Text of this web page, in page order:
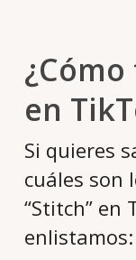
en
Si quieres
cuáles son
“Stitch” en
enlistamos: